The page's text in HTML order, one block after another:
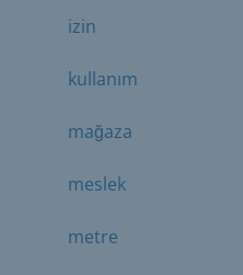
izin
kullanım
mağaza
meslek
metre